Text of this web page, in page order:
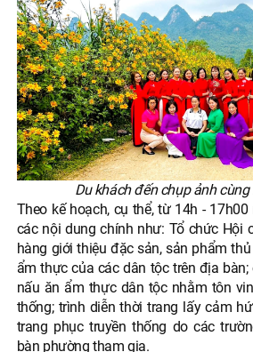
Du khách đến chụp ảnh cùng
Theo kế hoạch, cụ thể, từ 14h -
các nội dung chính như: Tổ chức Hội
hàng giới thiệu đặc sản, sản phẩm
ẩm thực của các dân tộc trên địa
nấu ăn ẩm thực dân tộc nhằm tôn
thống; trình diễn thời trang lấy cảm
trang phục truyền thống do các
bàn phường tham gia.